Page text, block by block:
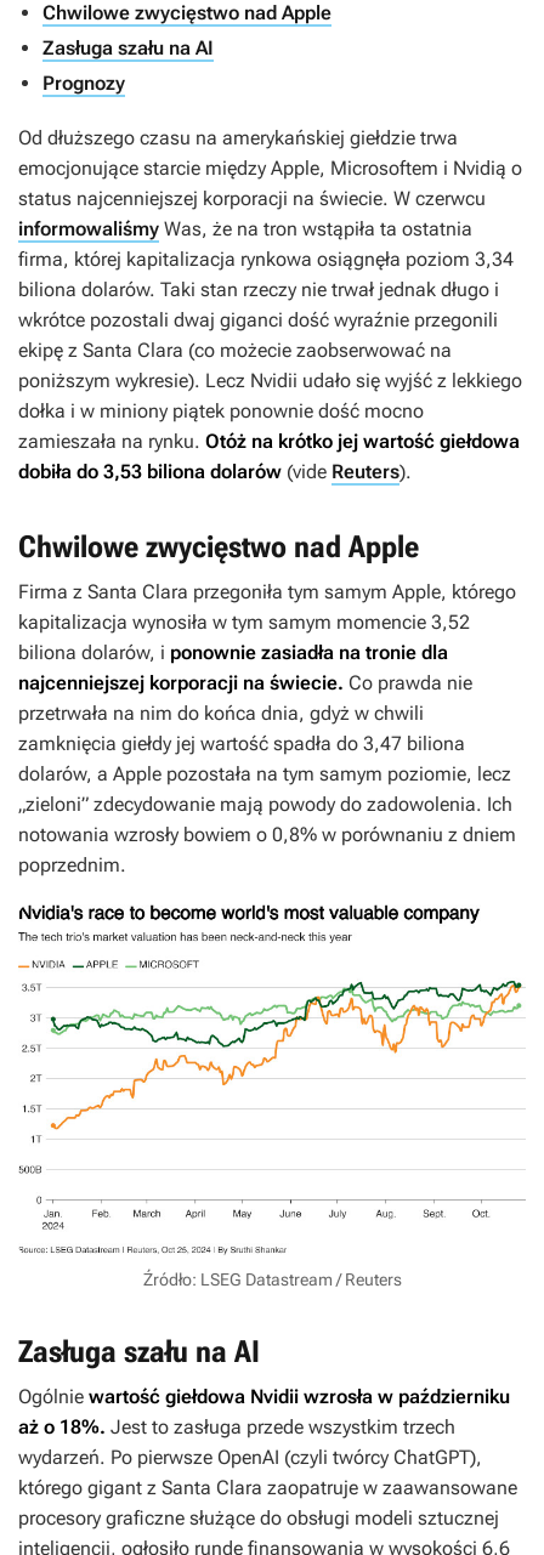
Chwilowe zwycięstwo nad Apple
Zasługa szału na AI
Prognozy
Od dłuższego czasu na amerykańskiej giełdzie trwa
emocjonujące starcie między Apple, Microsoftem i Nvidią o
status najcenniejszej korporacji na świecie. W czerwcu
informowaliśmy Was, że na tron wstąpiła ta ostatnia
firma, której kapitalizacja rynkowa osiągnęła poziom 3,34
biliona dolarów. Taki stan rzeczy nie trwał jednak długo i
wkrótce pozostali dwaj giganci dość wyraźnie przegonili
ekipę z Santa Clara (co możecie zaobserwować na
poniższym wykresie). Lecz Nvidii udało się wyjść z lekkiego
dołka i w miniony piątek ponownie dość mocno
zamieszała na rynku. Otóż na krótko jej wartość giełdowa
dobiła do 3,53 biliona dolarów (vide Reuters).
Chwilowe zwycięstwo nad Apple
Firma z Santa Clara przegoniła tym samym Apple, którego
kapitalizacja wynosiła w tym samym momencie 3,52
biliona dolarów, i ponownie zasiadła na tronie dla
najcenniejszej korporacji na świecie. Co prawda nie
przetrwała na nim do końca dnia, gdyż w chwili
zamknięcia giełdy jej wartość spadła do 3,47 biliona
dolarów, a Apple pozostała na tym samym poziomie, lecz
„zieloni” zdecydowanie mają powody do zadowolenia. Ich
notowania wzrosły bowiem o 0,8% w porównaniu z dniem
poprzednim.
Źródło: LSEG Datastream / Reuters
Zasługa szału na AI
Ogólnie wartość giełdowa Nvidii wzrosła w październiku
aż o 18%. Jest to zasługa przede wszystkim trzech
wydarzeń. Po pierwsze OpenAI (czyli twórcy ChatGPT),
którego gigant z Santa Clara zaopatruje w zaawansowane
procesory graficzne służące do obsługi modeli sztucznej
inteligencji, ogłosiło rundę finansowania w wysokości 6,6